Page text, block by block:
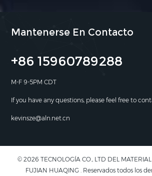
Mantenerse En Contacto
+86 15960789288
M-F 9-5PM CDT
If you have any questions, please feel free to
kevinsze@aln.net.cn
© 2026 TECNOLOGÍA CO., LTD DEL
FUJIAN HUAQING . Reservados todos los